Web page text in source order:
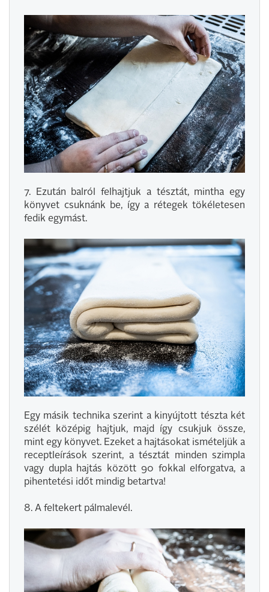
7. Ezután balról felhajtjuk a tésztát, mintha egy
könyvet csuknánk be, így a rétegek tökéletesen
fedik egymást.
Egy másik technika szerint a kinyújtott tészta két
szélét középig hajtjuk, majd így csukjuk össze,
mint egy könyvet. Ezeket a hajtásokat ismételjük a
receptleírások szerint, a tésztát minden szimpla
vagy dupla hajtás között 90 fokkal elforgatva, a
pihentetési időt mindig betartva!
8. A feltekert pálmalevél.